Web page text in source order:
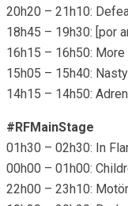
20h20 – 21h10:
18h45 – 19h30: [por
16h15 – 16h50: More
15h05 – 15h40: Nasty
14h15 – 14h50:
#RFMainStage
01h30 – 02h30: In
00h00 – 01h00:
22h00 – 23h10: